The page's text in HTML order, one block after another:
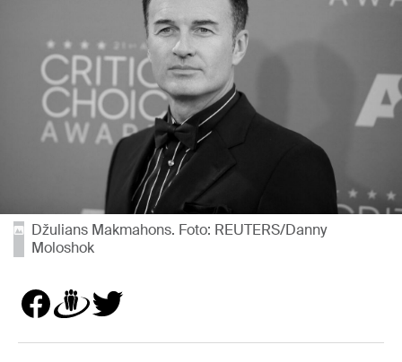
Džulians Makmahons. Foto: REUTERS/Danny
Moloshok